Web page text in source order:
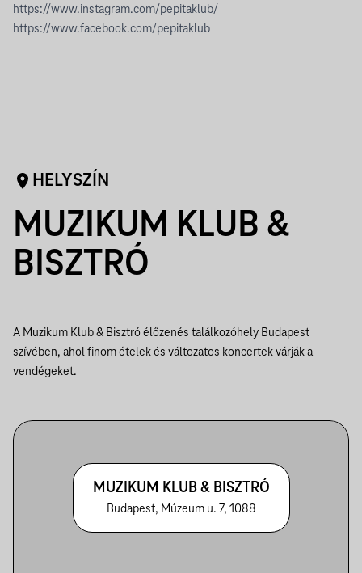
https://www.instagram.com/pepitaklub/
https://www.facebook.com/pepitaklub
HELYSZÍN
MUZIKUM KLUB &
BISZTRÓ
A Muzikum Klub & Bisztró élőzenés találkozóhely Budapest
szívében, ahol finom ételek és változatos koncertek várják a
vendégeket.
MUZIKUM KLUB & BISZTRÓ
Budapest, Múzeum u. 7, 1088